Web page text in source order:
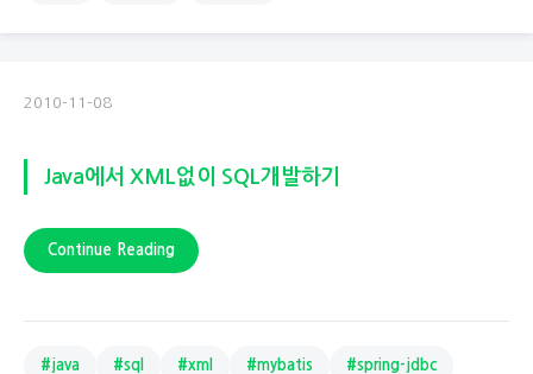
2010-11-08
Java에서 XML없이 SQL개발하기
Continue Reading
#java #sql #xml #mybatis #spring-jdbc